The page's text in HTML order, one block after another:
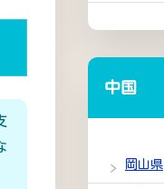
中国
岡山県